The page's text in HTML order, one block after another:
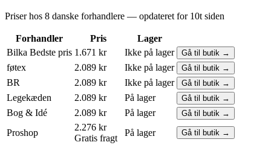
Priser hos 8 danske forhandlere — opdateret for 10t siden
Forhandler Pris
Lager
Bilka Bedste pris 1.671 kr Ikke på lager Gå til butik →
føtex 2.089 kr Ikke på lager Gå til butik →
BR 2.089 kr Ikke på lager Gå til butik →
Legekæden 2.089 kr På lager Gå til butik →
Bog & Idé 2.089 kr På lager Gå til butik →
Proshop
2.276 kr
Gratis fragt
På lager Gå til butik →